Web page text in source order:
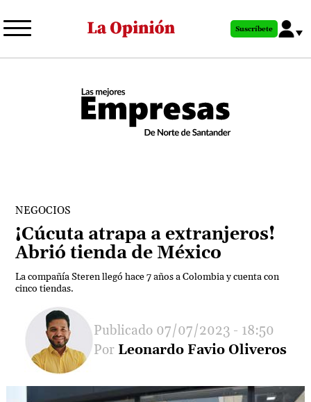
al
principal
Suscríbete
NEGOCIOS
¡Cúcuta atrapa a extranjeros!
Abrió tienda de México
La compañía Steren llegó hace 7 años a Colombia y cuenta con
cinco tiendas.
07/07/2023 - 18:50
Leonardo Favio Oliveros